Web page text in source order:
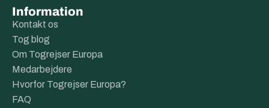
Information
Kontakt os
Tog blog
Om Togrejser Europa
Medarbejdere
Hvorfor Togrejser Europa?
FAQ